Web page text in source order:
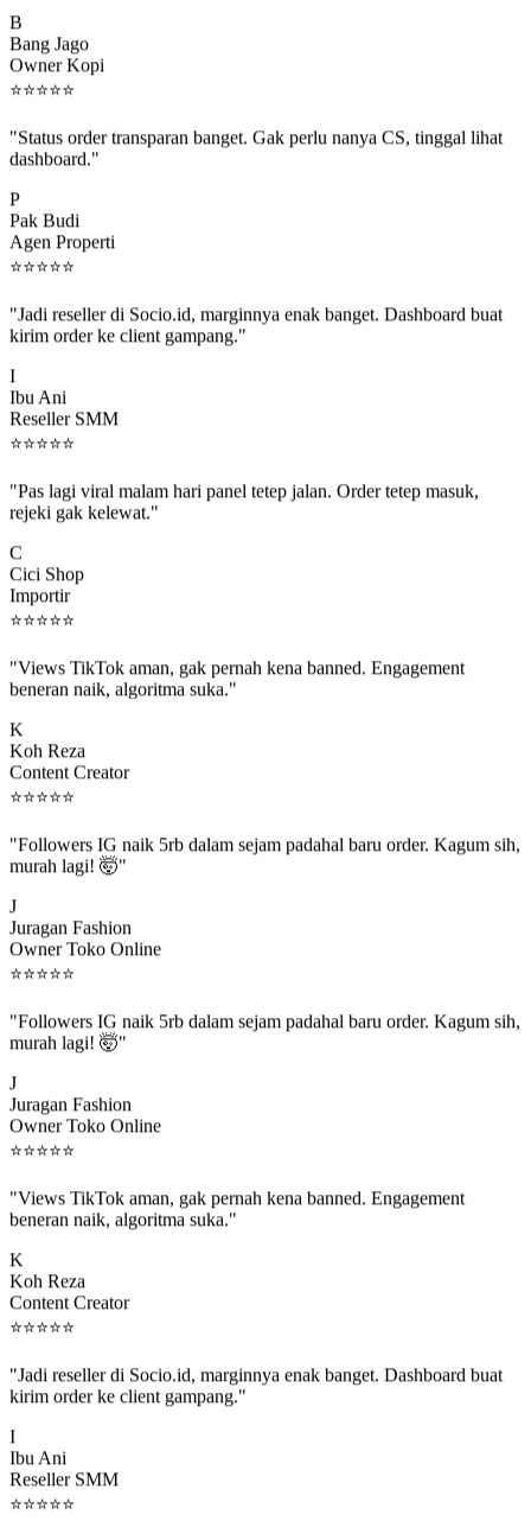
Bang Jago
Owner Kopi
⭐⭐⭐⭐ ⭐
dashboard."
Pak Budi
Agen Properti
⭐⭐⭐⭐⭐
kirim order ke client gampang."
Ibu Ani
Reseller SMM
⭐⭐⭐⭐⭐
rejeki gak kelewat."
Cici Shop
Importir
⭐⭐⭐⭐⭐
beneran naik, algoritma suka."
Koh Reza
Content Creator
⭐⭐⭐⭐⭐
murah lagi! 🤯"
Juragan Fashion
Owner Toko Online
⭐⭐⭐⭐ ⭐
murah lagi! 🤯"
Juragan Fashion
Owner Toko Online
⭐⭐⭐⭐ ⭐
beneran naik, algoritma suka."
Koh Reza
Content Creator
⭐⭐⭐⭐⭐
kirim order ke client gampang."
Ibu Ani
Reseller SMM
⭐⭐⭐⭐⭐